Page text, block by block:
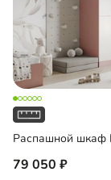
Распашной шкаф
79 050